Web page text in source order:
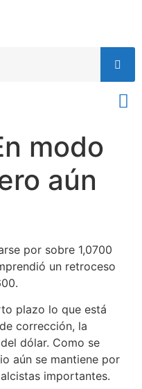
modo
aún
por sobre 1,0700
un retroceso
plazo lo que está
corrección, la
dólar. Como se
aún se mantiene por
importantes.